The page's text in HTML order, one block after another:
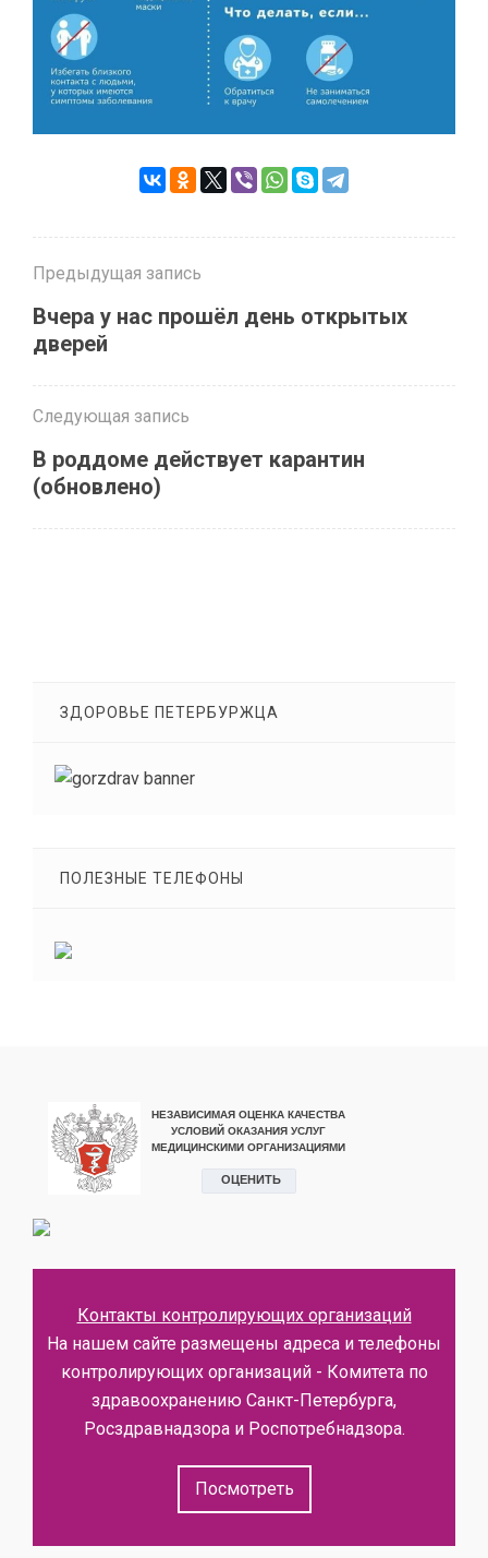
Предыдущая запись
Вчера у нас прошёл день открытых
дверей
Следующая запись
В роддоме действует карантин
(обновлено)
ЗДОРОВЬЕ ПЕТЕРБУРЖЦА
ПОЛЕЗНЫЕ ТЕЛЕФОНЫ
Контакты контролирующих организаций
На нашем сайте размещены адреса и телефоны
контролирующих организаций - Комитета по
здравоохранению Санкт-Петербурга,
Росздравнадзора и Роспотребнадзора.
Посмотреть